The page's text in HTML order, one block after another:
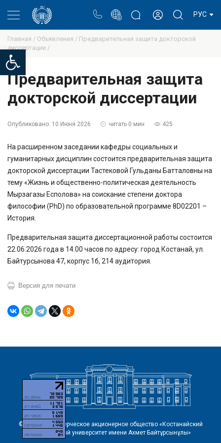
Open toolbar
РУС
Главная / Объявления / Предварительная защита докторской
диссертации /
Предварительная защита
докторской диссертации
Опубликовано: 10 Июня 2026 читать 0 мин 425
На расширенном заседании кафедры социальных и
гуманитарных дисциплин состоится предварительная защита
докторской диссертации Тастековой Гульданы Батталовны на
тему «Жизнь и общественно-политическая деятельность
Мырзагазы Есполова» на соискание степени доктора
философии (PhD) по образовательной программе 8D02201 –
История.
Предварительная защита диссертационной работы состоится
22.06.2026 года в 14.00 часов по адресу: город Костанай, ул.
Байтурсынова 47, корпус 1б, 214 аудитория.
Версия для печати
© 2026 Некоммерческое акционерное общество «Костанайский
региональный университет имени Ахмет Байтұрсынұлы»